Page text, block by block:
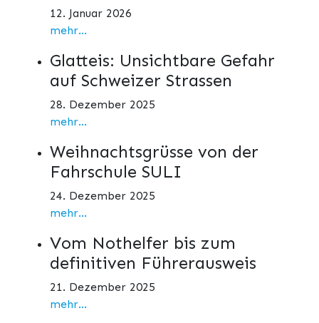
12. Januar 2026
mehr...
Glatteis: Unsichtbare Gefahr
auf Schweizer Strassen
28. Dezember 2025
mehr...
Weihnachtsgrüsse von der
Fahrschule SULI
24. Dezember 2025
mehr...
Vom Nothelfer bis zum
definitiven Führerausweis
21. Dezember 2025
mehr...